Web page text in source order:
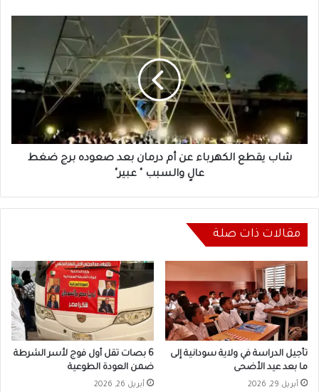
درمان
بعد
صعوده
برج
ضغطشاب يقطع الكهرباء عن أم درمان بعد صعوده برج ضغط
عالٍ والسبب " عبير"
مقالات ذات صلة
تأجيل الدراسة في ولاية سودانية إلى
ما بعد عيد الأضحى
أبريل 29, 2026
6 بصات تقل أول فوج لأسر الشرطة
ضمن العودة الطوعية
أبريل 26, 2026